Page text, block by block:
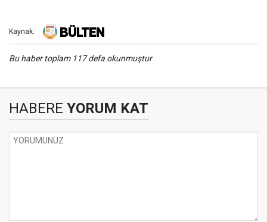
Kaynak:
Bu haber toplam 117 defa okunmuştur
HABERE YORUM KAT